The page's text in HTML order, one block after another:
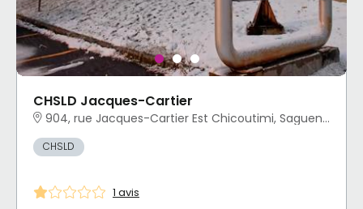
CHSLD Jacques-Cartier
904, rue Jacques-Cartier Est Chicoutimi, Saguenay, QC
CHSLD
1 avis